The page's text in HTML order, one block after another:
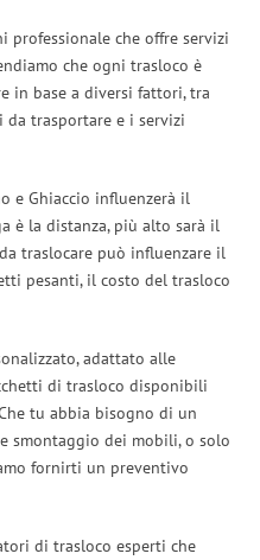
professionale che offre servizi
che ogni trasloco è
in base a diversi fattori, tra
trasportare e i servizi
e Ghiaccio influenzerà il
è la distanza, più alto sarà il
traslocare può influenzare il
pesanti, il costo del trasloco
adattato alle
di trasloco disponibili
tu abbia bisogno di un
smontaggio dei mobili, o solo
fornirti un preventivo
di trasloco esperti che